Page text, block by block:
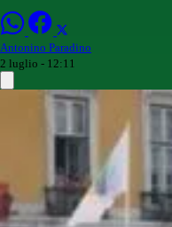
Antonino Paradino
2 luglio - 12:11